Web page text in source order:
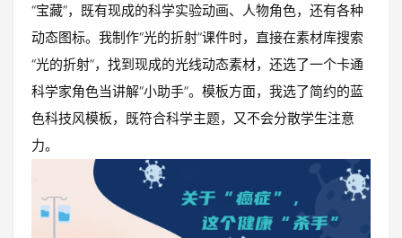
“宝藏”，既有现成的科学实验动画、人物角色，还有各种
动态图标。我制作“光的折射”课件时，直接在素材库搜索
“光的折射”，找到现成的光线动态素材，还选了一个卡通
科学家角色当讲解“小助手”。模板方面，我选了简约的蓝
色科技风模板，既符合科学主题，又不会分散学生注意
力。